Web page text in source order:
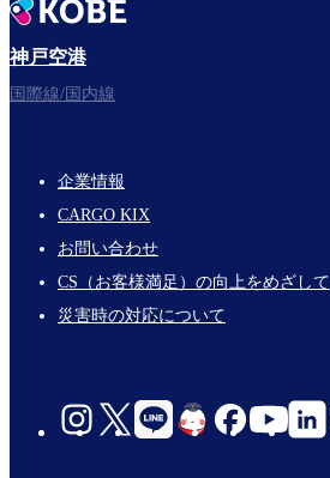
神戸空港
国際線/国内線
Footer
Links
企業情報
CARGO KIX
お問い合わせ
CS（お客様満足）の向上をめざして
災害時の対応について
social-